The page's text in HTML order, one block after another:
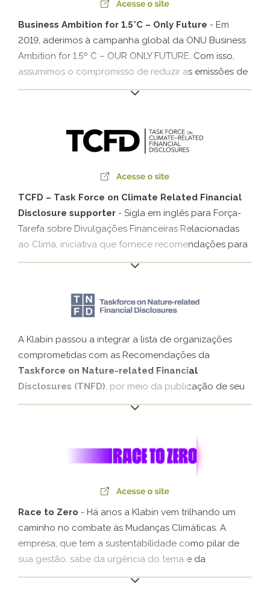
Business Ambition for 1.5°C – Only Future - Em
2019, aderimos à campanha global da ONU Business
Ambition for 1.5º C – OUR ONLY FUTURE. Com isso,
assumimos o compromisso de reduzir as emissões de
GEE, contribuindo para conter o aumento da
TCFD – Task Force on Climate Related Financial
Disclosure supporter - Sigla em inglês para Força-
Tarefa sobre Divulgações Financeiras Relacionadas
ao Clima, iniciativa que fornece recomendações para
permitir aos mercados e abordar o impacto financeiro
sobre os riscos relacionados ao clima e as
oportunidades de promover tomadas de decisão
A Klabin passou a integrar a lista de organizações
comprometidas com as Recomendações da
Taskforce on Nature-related Financial
Disclosures (TNFD), por meio da publicação de seu
Plano de Transição para a Natureza. A iniciativa
financeiros ligados à biodiversidade.
Race to Zero - Há anos a Klabin vem trilhando um
caminho no combate às Mudanças Climáticas. A
empresa, que tem a sustentabilidade como pilar de
sua gestão, sabe da urgência do tema e da
importância da mobilização de todos para garantir o